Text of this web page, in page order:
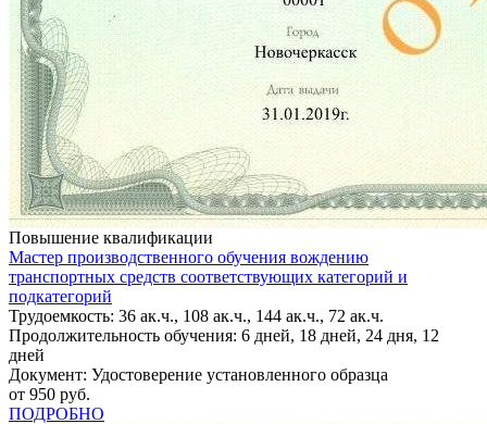
Повышение квалификации
Мастер производственного обучения вождению
транспортных средств соответствующих категорий и
подкатегорий
Трудоемкость: 36 ак.ч., 108 ак.ч., 144 ак.ч., 72 ак.ч.
Продолжительность обучения: 6 дней, 18 дней, 24 дня, 12
дней
Документ: Удостоверение установленного образца
от 950 руб.
ПОДРОБНО